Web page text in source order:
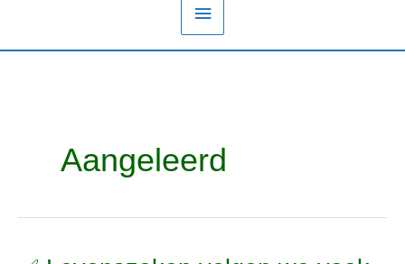
Aangeleerd